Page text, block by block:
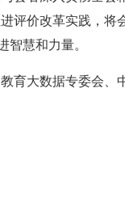
评价改革实践，将
慧和力量。
育大数据专委会、